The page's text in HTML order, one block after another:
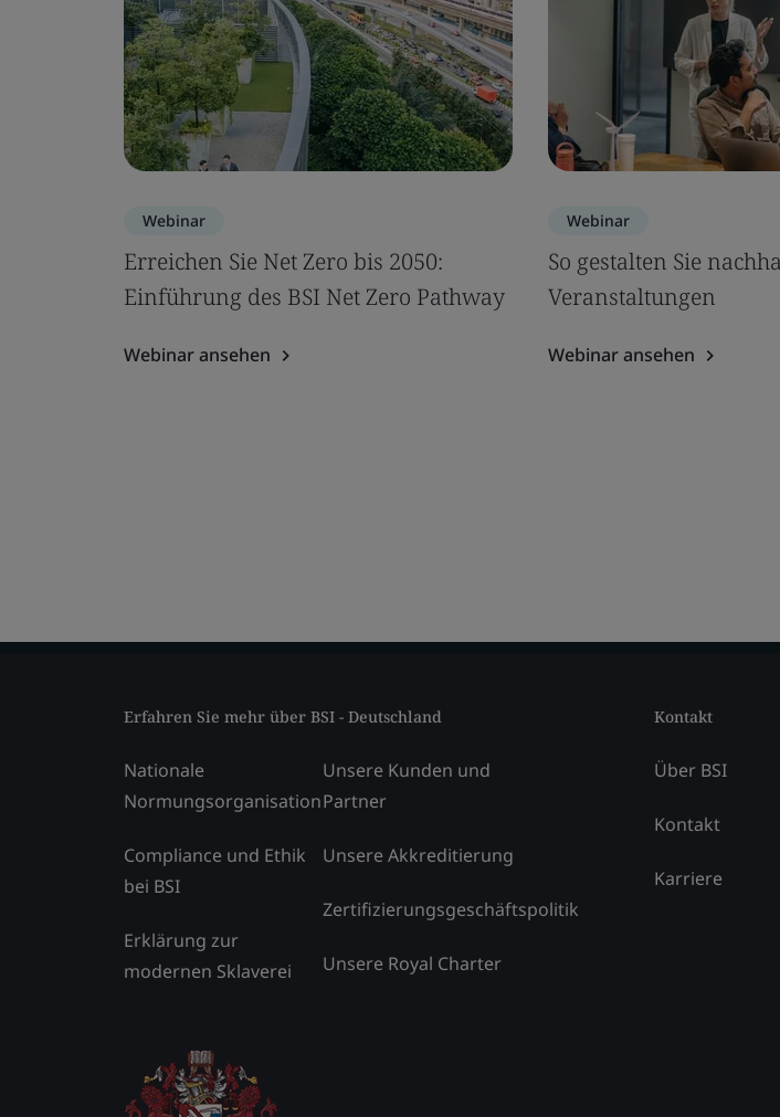
Webinar
Erreichen Sie Net Zero bis 2050:
Einführung des BSI Net Zero Pathway
Webinar ansehen
Webinar
So gestalten Sie
Veranstaltungen
Webinar ansehen
Erfahren Sie mehr über BSI - Deutschland
Nationale
Normungsorganisation
Compliance und Ethik
bei BSI
Erklärung zur
modernen Sklaverei
Unsere Kunden und
Partner
Unsere Akkreditierung
Zertifizierungsgeschäftspolitik
Unsere Royal Charter
Kontakt
Über BSI
Kontakt
Karriere